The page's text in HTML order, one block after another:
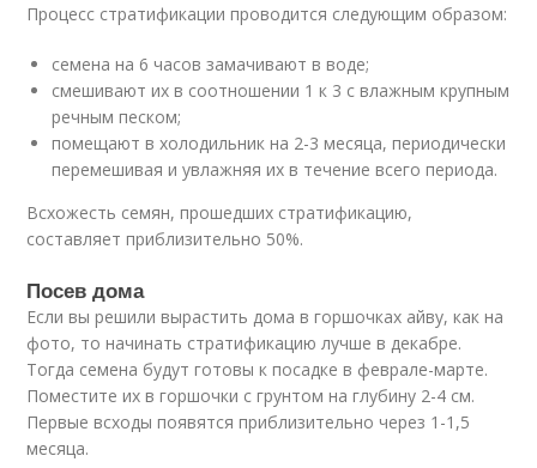
Процесс стратификации проводится следующим образом:
семена на 6 часов замачивают в воде;
смешивают их в соотношении 1 к 3 с влажным крупным
речным песком;
помещают в холодильник на 2-3 месяца, периодически
перемешивая и увлажняя их в течение всего периода.
Всхожесть семян, прошедших стратификацию,
составляет приблизительно 50%.
Посев дома
Если вы решили вырастить дома в горшочках айву, как на
фото, то начинать стратификацию лучше в декабре.
Тогда семена будут готовы к посадке в феврале-марте.
Поместите их в горшочки с грунтом на глубину 2-4 см.
Первые всходы появятся приблизительно через 1-1,5
месяца.